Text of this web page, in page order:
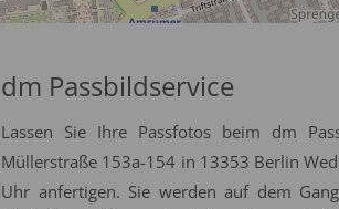
dm Passbildservice
Lassen Sie Ihre Passfotos beim dm
Müllerstraße 153a-154 in 13353 Berlin
Uhr anfertigen. Sie werden auf dem